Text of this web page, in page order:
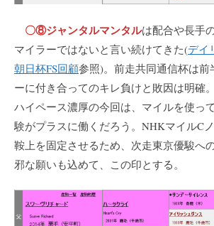
〇⑧ジャンタルマンタルは配合や長手
マイラーではないと言い続けてきた(デイ
朝日杯FS回顧参照)。前走共同通信杯は前
ーに付き合ってのキレ負けと敗因は明確
ハイペース濃厚の今回は、マイルを使っ
験がプラスに働くだろう。NHKマイルC
鞍上を固定させるため、次走東京優駿
邪な願いも込めて、この印とする。